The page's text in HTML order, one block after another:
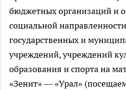
бюджетных организаций и
социальной
государственных и
учреждений, учреждений
образования и спорта на
«Зенит» — «Урал»